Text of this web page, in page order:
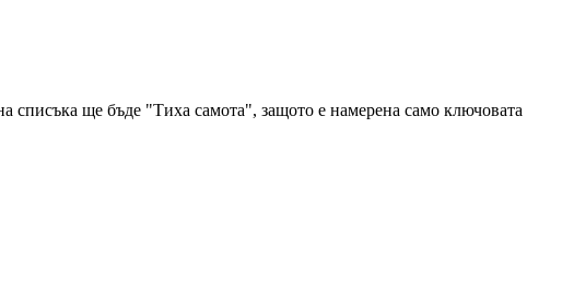
ще бъде "Тиха самота", защото е намерена само ключовата